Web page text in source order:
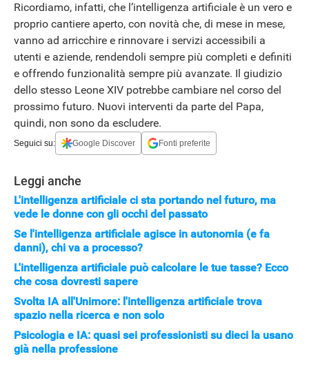
APPLE
Ricordiamo, infatti, che l’intelligenza artificiale è un vero e
proprio cantiere aperto, con novità che, di mese in mese,
vanno ad arricchire e rinnovare i servizi accessibili a
utenti e aziende, rendendoli sempre più completi e definiti
e offrendo funzionalità sempre più avanzate. Il giudizio
dello stesso Leone XIV potrebbe cambiare nel corso del
prossimo futuro. Nuovi interventi da parte del Papa,
quindi, non sono da escludere.
Seguici su: Google Discover Fonti preferite
Leggi anche
L'intelligenza artificiale ci sta portando nel futuro, ma
vede le donne con gli occhi del passato
Se l'intelligenza artificiale agisce in autonomia (e fa
danni), chi va a processo?
L'intelligenza artificiale può calcolare le tue tasse? Ecco
che cosa dovresti sapere
Svolta IA all'Unimore: l'intelligenza artificiale trova
spazio nella ricerca e non solo
Psicologia e IA: quasi sei professionisti su dieci la usano
già nella professione